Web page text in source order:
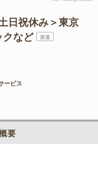
日祝休み＞東京
など
派遣
ービス
要